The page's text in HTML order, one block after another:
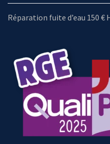
Réparation fuite d’eau 150 €